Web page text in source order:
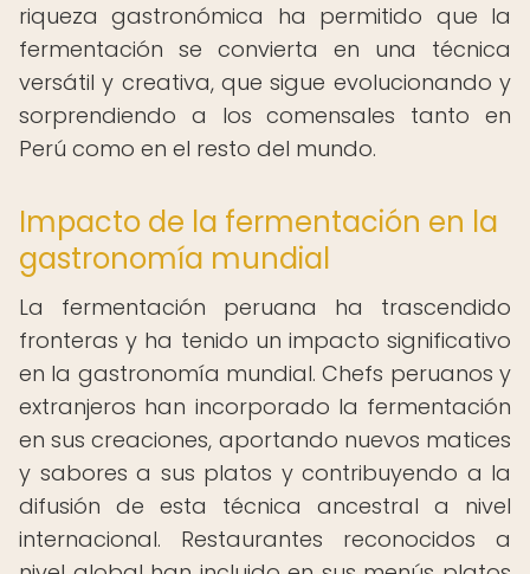
riqueza gastronómica ha permitido que la
fermentación se convierta en una técnica
versátil y creativa, que sigue evolucionando y
sorprendiendo a los comensales tanto en
Perú como en el resto del mundo.
Impacto de la fermentación en la
gastronomía mundial
La fermentación peruana ha trascendido
fronteras y ha tenido un impacto significativo
en la gastronomía mundial. Chefs peruanos y
extranjeros han incorporado la fermentación
en sus creaciones, aportando nuevos matices
y sabores a sus platos y contribuyendo a la
difusión de esta técnica ancestral a nivel
internacional. Restaurantes reconocidos a